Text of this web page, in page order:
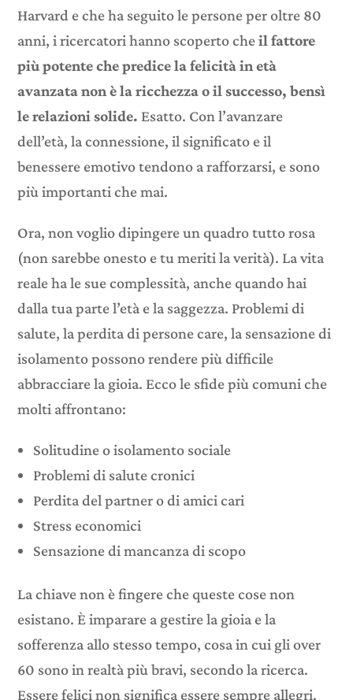
Harvard e che ha seguito le persone per oltre 80
anni, i ricercatori hanno scoperto cheil fattore
più potente che predice la felicità in età
avanzata non è la ricchezza o il successo, bensì
le relazioni solide. Esatto. Con l’avanzare
dell’età, la connessione, il significato e il
benessere emotivo tendono a rafforzarsi, e sono
più importanti che mai.
Ora, non voglio dipingere un quadro tutto rosa
(non sarebbe onesto e tu meriti la verità). La vita
reale ha le sue complessità, anche quando hai
dalla tua parte l’età e la saggezza. Problemi di
salute, la perdita di persone care, la sensazione di
isolamento possono rendere più difficile
abbracciare la gioia. Ecco le sfide più comuni che
molti affrontano:
Solitudine o isolamento sociale
Problemi di salute cronici
Perdita del partner o di amici cari
Stress economici
Sensazione di mancanza di scopo
La chiave non è fingere che queste cose non
esistano. È imparare a gestire la gioia e la
sofferenza allo stesso tempo, cosa in cui gli over
60 sono in realtà più bravi, secondo la ricerca.
Essere felici non significa essere sempre allegri.